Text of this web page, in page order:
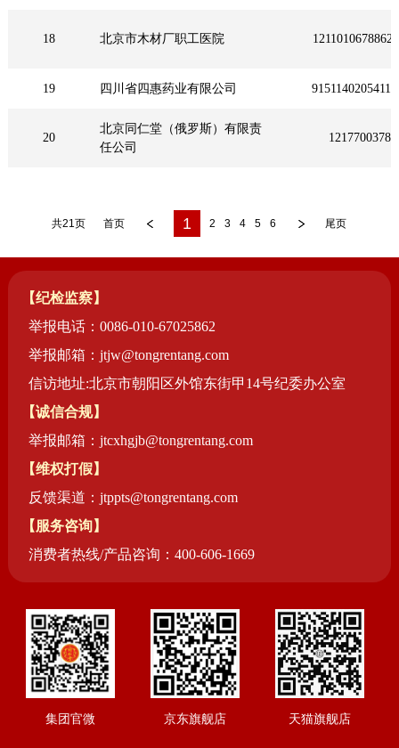
18 北京市木材厂职工医院
19 四川省四惠药业有限公司
20
北京同仁堂（俄罗斯）有限责
任公司
共21页 首页 1 2 3 4 5 6 尾页
【纪检监察】
举报电话：0086-010-67025862
举报邮箱：jtjw@tongrentang.com
信访地址:北京市朝阳区外馆东街甲14号纪委办公室
【诚信合规】
举报邮箱：jtcxhgjb@tongrentang.com
【维权打假】
反馈渠道：jtppts@tongrentang.com
【服务咨询】
消费者热线/产品咨询：400-606-1669
集团官微 京东旗舰店 天猫旗舰店